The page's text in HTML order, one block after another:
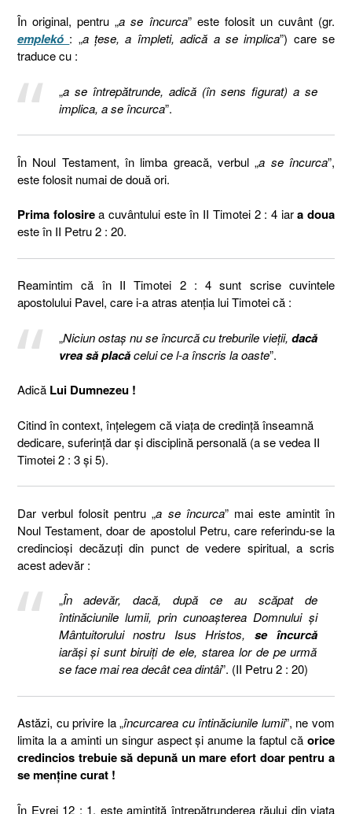
În original, pentru „a se încurca” este folosit un cuvânt (gr.
emplekó : „a țese, a împleti, adică a se implica”) care se
traduce cu :
„a se întrepătrunde, adică (în sens figurat) a se
implica, a se încurca”.
În Noul Testament, în limba greacă, verbul „a se încurca”,
este folosit numai de două ori.
Prima folosirea cuvântului este în II Timotei 2 : 4 iara doua
este în II Petru 2 : 20.
Reamintim că în II Timotei 2 : 4 sunt scrise cuvintele
apostolului Pavel, care i-a atras atenția lui Timotei că :
„Niciun ostaş nu se încurcă cu treburile vieţii, dacă
vrea să placăcelui ce l-a înscris la oaste”.
Adică Lui Dumnezeu !
Citind în context, înțelegem că viața de credință înseamnă
dedicare, suferință dar și disciplină personală (a se vedea II
Timotei 2 : 3 și 5).
Dar verbul folosit pentru „a se încurca” mai este amintit în
Noul Testament, doar de apostolul Petru, care referindu-se la
credincioși decăzuți din punct de vedere spiritual, a scris
acest adevăr :
„În adevăr, dacă, după ce au scăpat de
întinăciunile lumii, prin cunoaşterea Domnului şi
Mântuitorului nostru Isus Hristos, se încurcă
iarăşi şi sunt biruiţi de ele, starea lor de pe urmă
se face mai rea decât cea dintâi”. (II Petru 2 : 20)
Astăzi, cu privire la „încurcarea cu întinăciunile lumii”, ne vom
limita la a aminti un singur aspect și anume la faptul că orice
credincios trebuie să depună un mare efort doar pentru a
se menține curat !
În Evrei 12 : 1, este amintită întrepătrunderea răului din viața